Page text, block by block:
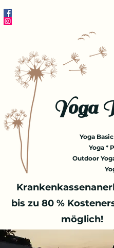
Yoga
Yoga
Yoga *
Outdoor
bis zu 80 %
möglich!